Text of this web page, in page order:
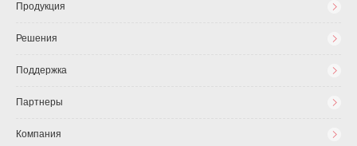
Продукция
Решения
Поддержка
Партнеры
Компания